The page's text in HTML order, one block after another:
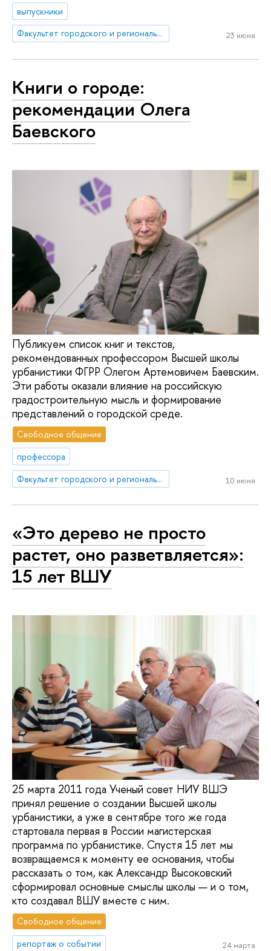
выпускники
Факультет городского и регионального развития
23 июня
Книги о городе:
рекомендации Олега
Баевского
Публикуем список книг и текстов,
рекомендованных профессором Высшей школы
урбанистики ФГРР Олегом Артемовичем Баевским.
Эти работы оказали влияние на российскую
градостроительную мысль и формирование
представлений о городской среде.
Свободное общение
профессора
Факультет городского и регионального развития
10 июня
«Это дерево не просто
растет, оно разветвляется»:
15 лет ВШУ
25 марта 2011 года Ученый совет НИУ ВШЭ
принял решение о создании Высшей школы
урбанистики, а уже в сентябре того же года
стартовала первая в России магистерская
программа по урбанистике. Спустя 15 лет мы
возвращаемся к моменту ее основания, чтобы
рассказать о том, как Александр Высоковский
сформировал основные смыслы школы — и о том,
кто создавал ВШУ вместе с ним.
Свободное общение
репортаж о событии
24 марта